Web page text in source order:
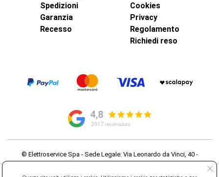
Spedizioni
Garanzia
Recesso
Cookies
Privacy
Regolamento
Richiedi reso
© Elettroservice Spa - Sede Legale: Via Leonardo da Vinci, 40 -
00015 Monterotondo Scalo (RM)